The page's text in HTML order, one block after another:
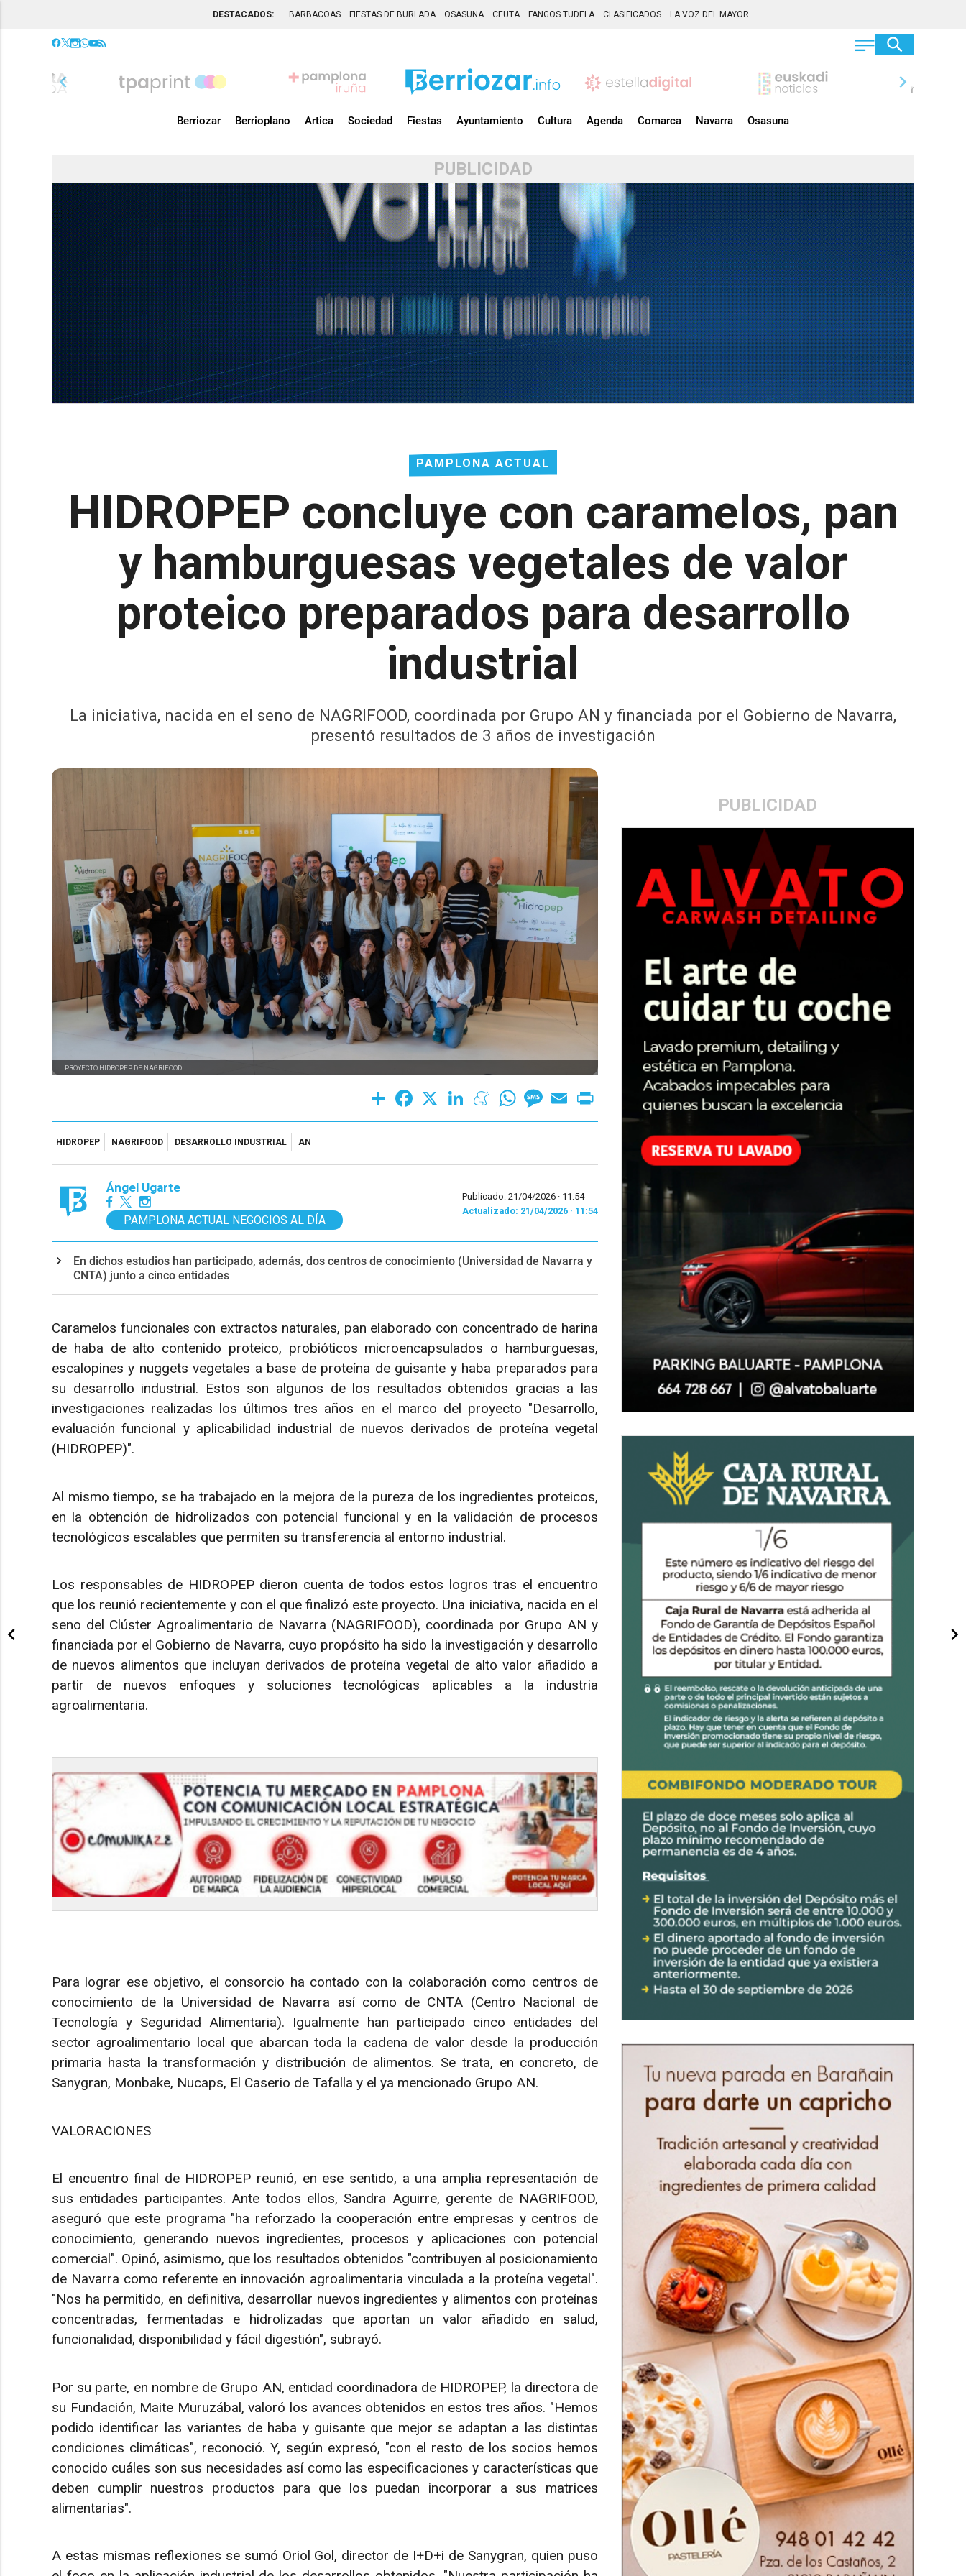
DESTACADOS: BARBACOAS FIESTAS DE BURLADA OSASUNA CEUTA FANGOS TUDELA CLASIFICADOS LA VOZ DEL MAYOR
chevron_left chevron_right
Berriozar Berrioplano Artica Sociedad Fiestas Ayuntamiento Cultura Agenda Comarca Navarra Osasuna
PUBLICIDAD
PAMPLONA ACTUAL
HIDROPEP concluye con caramelos, pan
y hamburguesas vegetales de valor
proteico preparados para desarrollo
industrial
La iniciativa, nacida en el seno de NAGRIFOOD, coordinada por Grupo AN y financiada por el Gobierno de Navarra,
presentó resultados de 3 años de investigación
PUBLICIDAD
PROYECTO HIDROPEP DE NAGRIFOOD
Share Facebook LinkedInMeneameWhatsAppMessage
Email
HIDROPEP NAGRIFOOD DESARROLLO INDUSTRIAL AN
Ángel Ugarte
PAMPLONA ACTUAL NEGOCIOS AL DÍA
Publicado: 21/04/2026 · 11:54
Actualizado: 21/04/2026 · 11:54
En dichos estudios han participado, además, dos centros de conocimiento (Universidad de Navarra y
CNTA) junto a cinco entidades
Caramelos funcionales con extractos naturales, pan elaborado con concentrado de harina
de haba de alto contenido proteico, probióticos microencapsulados o hamburguesas,
escalopines y nuggets vegetales a base de proteína de guisante y haba preparados para
su desarrollo industrial. Estos son algunos de los resultados obtenidos gracias a las
investigaciones realizadas los últimos tres años en el marco del proyecto "Desarrollo,
evaluación funcional y aplicabilidad industrial de nuevos derivados de proteína vegetal
(HIDROPEP)".
Al mismo tiempo, se ha trabajado en la mejora de la pureza de los ingredientes proteicos,
en la obtención de hidrolizados con potencial funcional y en la validación de procesos
tecnológicos escalables que permiten su transferencia al entorno industrial.
Los responsables de HIDROPEP dieron cuenta de todos estos logros tras el encuentro
que los reunió recientemente y con el que finalizó este proyecto. Una iniciativa, nacida en el
seno del Clúster Agroalimentario de Navarra (NAGRIFOOD), coordinada por Grupo AN y
financiada por el Gobierno de Navarra, cuyo propósito ha sido la investigación y desarrollo
de nuevos alimentos que incluyan derivados de proteína vegetal de alto valor añadido a
partir de nuevos enfoques y soluciones tecnológicas aplicables a la industria
agroalimentaria.
Para lograr ese objetivo, el consorcio ha contado con la colaboración como centros de
conocimiento de la Universidad de Navarra así como de CNTA (Centro Nacional de
Tecnología y Seguridad Alimentaria). Igualmente han participado cinco entidades del
sector agroalimentario local que abarcan toda la cadena de valor desde la producción
primaria hasta la transformación y distribución de alimentos. Se trata, en concreto, de
Sanygran, Monbake, Nucaps, El Caserio de Tafalla y el ya mencionado Grupo AN.
VALORACIONES
El encuentro final de HIDROPEP reunió, en ese sentido, a una amplia representación de
sus entidades participantes. Ante todos ellos, Sandra Aguirre, gerente de NAGRIFOOD,
aseguró que este programa "ha reforzado la cooperación entre empresas y centros de
conocimiento, generando nuevos ingredientes, procesos y aplicaciones con potencial
comercial". Opinó, asimismo, que los resultados obtenidos "contribuyen al posicionamiento
de Navarra como referente en innovación agroalimentaria vinculada a la proteína vegetal".
"Nos ha permitido, en definitiva, desarrollar nuevos ingredientes y alimentos con proteínas
concentradas, fermentadas e hidrolizadas que aportan un valor añadido en salud,
funcionalidad, disponibilidad y fácil digestión", subrayó.
Por su parte, en nombre de Grupo AN, entidad coordinadora de HIDROPEP, la directora de
su Fundación, Maite Muruzábal, valoró los avances obtenidos en estos tres años. "Hemos
podido identificar las variantes de haba y guisante que mejor se adaptan a las distintas
condiciones climáticas", reconoció. Y, según expresó, "con el resto de los socios hemos
conocido cuáles son sus necesidades así como las especificaciones y características que
deben cumplir nuestros productos para que los puedan incorporar a sus matrices
alimentarias".
A estas mismas reflexiones se sumó Oriol Gol, director de I+D+i de Sanygran, quien puso